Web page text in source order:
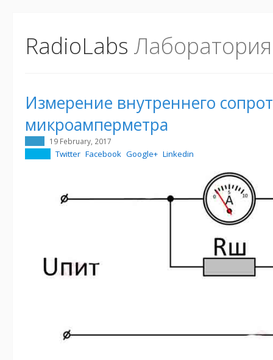
RadioLabs
Измерение внутреннего
микроамперметра
19 February, 2017
Twitter Facebook Google+ Linkedin